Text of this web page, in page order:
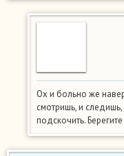
Ох и больно же
смотришь, и
подскочить.